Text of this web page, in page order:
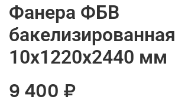
Фанера ФБВ
бакелизированная
10х1220х2440 мм
9 400 ₽